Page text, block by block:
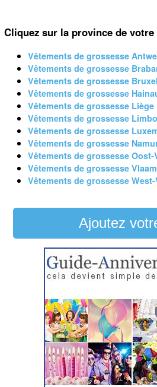
Cliquez sur la province de
Vêtements de grossesse
Vêtements de grossesse
Vêtements de grossesse
Vêtements de grossesse
Vêtements de grossesse Liège
Vêtements de grossesse
Vêtements de grossesse
Vêtements de grossesse
Vêtements de grossesse Oost-
Vêtements de grossesse
Vêtements de grossesse
Ajoutez